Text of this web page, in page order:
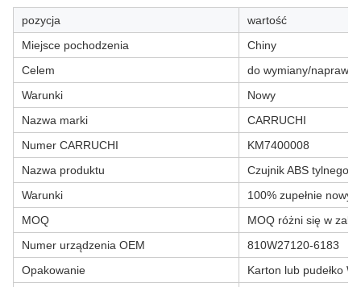
pozycja
wartość
Miejsce pochodzenia
Chiny
Celem
do wymiany/naprawy
Warunki
Nowy
Nazwa marki
CARRUCHI
Numer CARRUCHI
KM7400008
Nazwa produktu
Czujnik ABS tylnego
Warunki
100% zupełnie nowy.
MOQ
MOQ różni się w
Numer urządzenia OEM
810W27120-6183
Opakowanie
Karton lub pudełko